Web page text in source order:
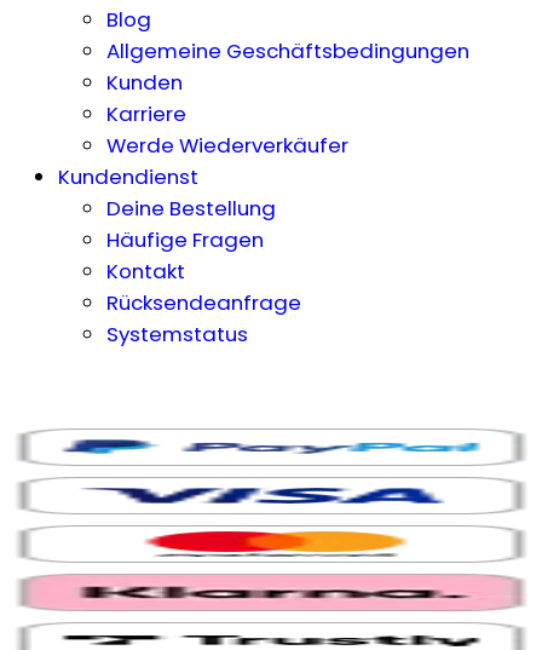
Blog
Allgemeine Geschäftsbedingungen
Kunden
Karriere
Werde Wiederverkäufer
Kundendienst
Deine Bestellung
Häufige Fragen
Kontakt
Rücksendeanfrage
Systemstatus